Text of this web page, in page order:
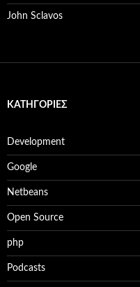
John Sclavos
KΑΤΗΓΟΡΊΕΣ
Development
Google
Netbeans
Open Source
php
Podcasts